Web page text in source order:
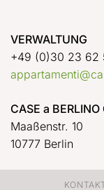
VERWALTUNG
+49 (0)30 23 62
CASE a BERLINO
Maaßenstr. 10
10777 Berlin